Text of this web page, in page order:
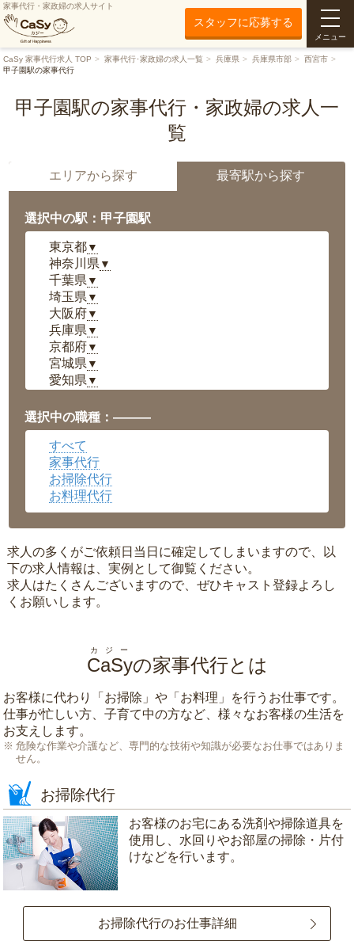
家事代行・家政婦の求人サイト
スタッフに応募する
メニュー
CaSy 家事代行求人 TOP 家事代行･家政婦の求人一覧 兵庫県 兵庫県市部
西宮市
甲子園駅の家事代行
甲子園駅の家事代行・家政婦の求人一
覧
エリアから探す 最寄駅から探す
選択中の駅：甲子園駅
東京都▼
神奈川県 ▼
千葉県 ▼
埼玉県 ▼
大阪府▼
兵庫県 ▼
京都府▼
宮城県 ▼
愛知県 ▼
岡山県▼
広島県▼
沖縄県
選択中の職種：———
すべて
家事代行
お掃除代行
お料理代行
求人の多くがご依頼日当日に確定してしまいますので、以
下の求人情報は、実例として御覧ください。
求人はたくさんございますので、ぜひキャスト登録よろし
くお願いします。
CaSy
カジー
の家事代行とは
お客様に代わり「 お掃除 」や「 お料理 」を行うお仕事です。
仕事が忙しい方、子育て中の方など、様々なお客様の生活を
お支えします。
危険な作業や介護など、専門的な技術や知識が必要なお仕事ではありま
せん。
お掃除代行
お客様のお宅にある洗剤や掃除道具を
使用し、水回りやお部屋の掃除・片付
けなどを行います。
お掃除代行のお仕事詳細